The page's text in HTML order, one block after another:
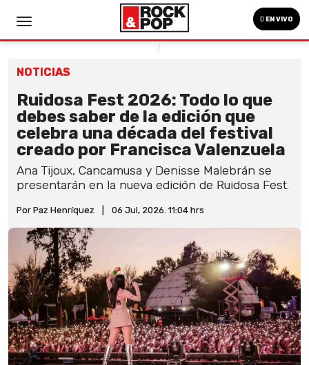
EN VIVO
NOTICIAS
Ruidosa Fest 2026: Todo lo que
debes saber de la edición que
celebra una década del festival
creado por Francisca Valenzuela
Ana Tijoux, Cancamusa y Denisse Malebrán se
presentarán en la nueva edición de Ruidosa Fest.
Por Paz Henríquez 06 Jul, 2026. 11:04 hrs